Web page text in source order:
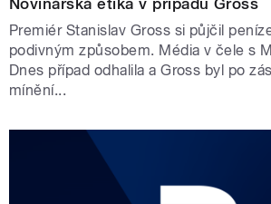
Premiér Stanislav Gross si půjčil
podivným způsobem. Média v čele s
Dnes případ odhalila a Gross byl po
mínění...